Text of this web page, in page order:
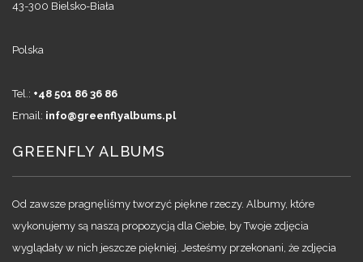
43-300 Bielsko-Biała
Polska
Tel.: +48 501 86 36 86
Email: info@greenflyalbums.pl
GREENFLY ALBUMS
Od zawsze pragnęliśmy tworzyć piękne rzeczy. Albumy, które
wykonujemy są naszą propozycją dla Ciebie, by Twoje zdjęcia
wyglądały w nich jeszcze piękniej. Jesteśmy przekonani, że zdjęcia